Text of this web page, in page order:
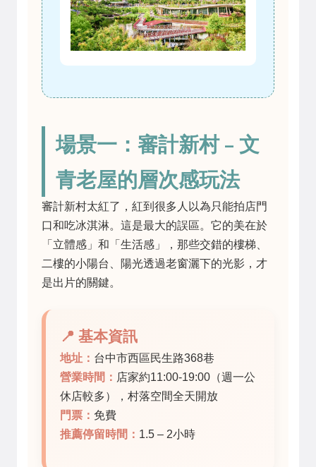
場景一：審計新村 – 文
青老屋的層次感玩法
審計新村太紅了，紅到很多人以為只能拍店門
口和吃冰淇淋。這是最大的誤區。它的美在於
「立體感」和「生活感」，那些交錯的樓梯、
二樓的小陽台、陽光透過老窗灑下的光影，才
是出片的關鍵。
📍 基本資訊
地址： 台中市西區民生路368巷
營業時間： 店家約11:00-19:00（週一公
休店較多），村落空間全天開放
門票： 免費
推薦停留時間： 1.5 – 2小時